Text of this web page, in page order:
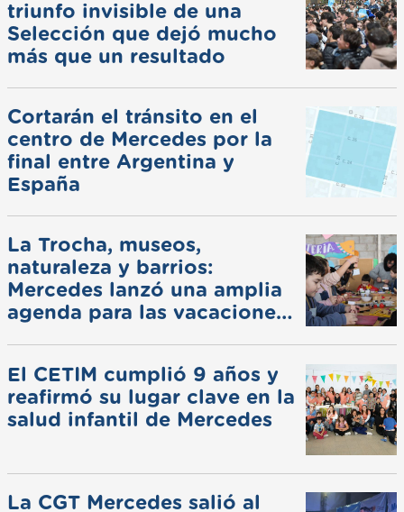
triunfo invisible de una
Selección que dejó mucho
más que un resultado
Cortarán el tránsito en el
centro de Mercedes por la
final entre Argentina y
España
La Trocha, museos,
naturaleza y barrios:
Mercedes lanzó una amplia
agenda para las vacaciones
El CETIM cumplió 9 años y
reafirmó su lugar clave en la
salud infantil de Mercedes
La CGT Mercedes salió al